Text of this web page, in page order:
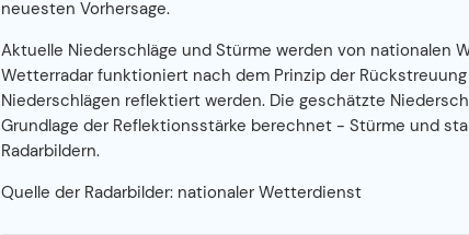
neuesten Vorhersage.
Aktuelle Niederschläge und Stürme werden von nationalen
Wetterradar funktioniert nach dem Prinzip der
Niederschlägen reflektiert werden. Die geschätzte
Grundlage der Reflektionsstärke berechnet - Stürme und
Radarbildern.
Quelle der Radarbilder: nationaler Wetterdienst